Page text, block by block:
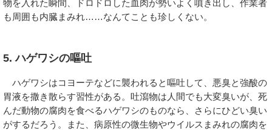
物を入れた瞬間、ドロドロした血肉が勢いよく噴き出し、作業者
も周囲も内臓まみれ……なんてことも珍しくない。
5. ハゲワシの嘔吐
ハゲワシはコヨーテなどに襲われると嘔吐して、悪臭と強酸の
胃液を撒き散らす習性がある。吐瀉物は人間でも大変臭いが、死
んだ動物の腐肉を食べるハゲワシのものなら、さらにひどい臭い
がするだろう。また、病原性の微生物やウイルスまみれの腐肉を